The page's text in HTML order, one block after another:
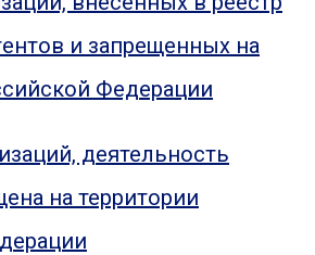
и запрещенных на
Федерации
деятельность
на территории